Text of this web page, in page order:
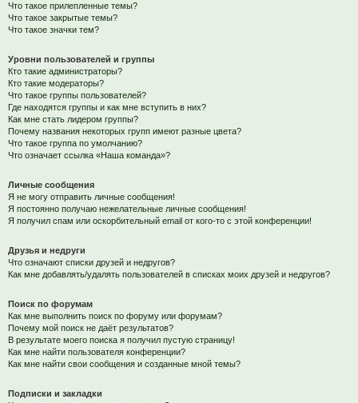
Что такое прилепленные темы?
Что такое закрытые темы?
Что такое значки тем?
Уровни пользователей и группы
Кто такие администраторы?
Кто такие модераторы?
Что такое группы пользователей?
Где находятся группы и как мне вступить в них?
Как мне стать лидером группы?
Почему названия некоторых групп имеют разные цвета?
Что такое группа по умолчанию?
Что означает ссылка «Наша команда»?
Личные сообщения
Я не могу отправить личные сообщения!
Я постоянно получаю нежелательные личные сообщения!
Я получил спам или оскорбительный email от кого-то с этой конференции!
Друзья и недруги
Что означают списки друзей и недругов?
Как мне добавлять/удалять пользователей в списках моих друзей и недругов?
Поиск по форумам
Как мне выполнить поиск по форуму или форумам?
Почему мой поиск не даёт результатов?
В результате моего поиска я получил пустую страницу!
Как мне найти пользователя конференции?
Как мне найти свои сообщения и созданные мной темы?
Подписки и закладки